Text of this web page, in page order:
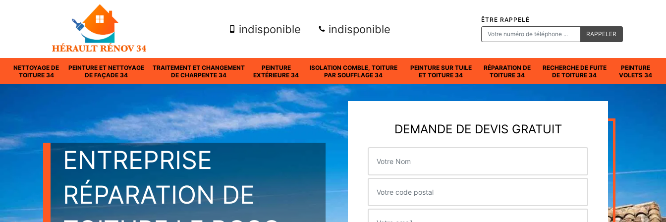
indisponible indisponible
ÊTRE RAPPELÉ
NETTOYAGE DE
TOITURE 34
PEINTURE ET NETTOYAGE
DE FAÇADE 34
TRAITEMENT ET CHANGEMENT
DE CHARPENTE 34
PEINTURE
EXTÉRIEURE 34
ISOLATION COMBLE, TOITURE
PAR SOUFFLAGE 34
PEINTURE SUR TUILE
ET TOITURE 34
RÉPARATION DE
TOITURE 34
RECHERCHE DE FUITE
DE TOITURE 34
PEINTURE
VOLETS 34
ENTREPRISE
RÉPARATION DE
DEMANDE DE DEVIS GRATUIT